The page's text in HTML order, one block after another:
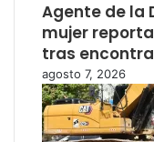
Agente de la
mujer
tras
agosto 7, 2026